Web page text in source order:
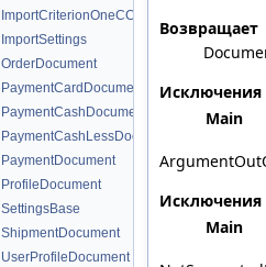
ImportCriterionOneCCml2
ImportSettings
OrderDocument
PaymentCardDocument
PaymentCashDocument
PaymentCashLessDocument
PaymentDocument
ProfileDocument
SettingsBase
ShipmentDocument
UserProfileDocument
Возвращает
Исключения
Main
Исключения
Main